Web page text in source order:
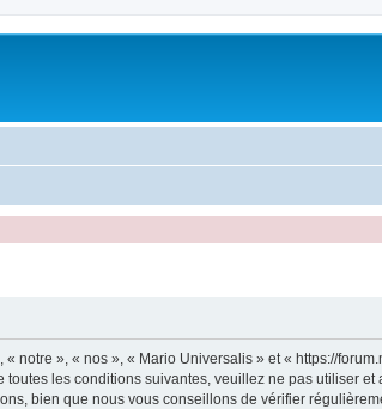
notre », « nos », « Mario Universalis » et « https://
les conditions suivantes, veuillez ne pas utiliser
bien que nous vous conseillons de vérifier